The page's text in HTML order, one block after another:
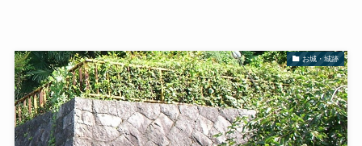
お城・城跡